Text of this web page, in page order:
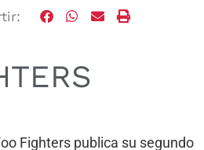
Fighters publica su segundo